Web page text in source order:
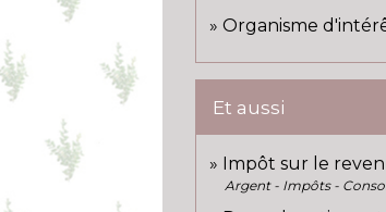
Organisme
Et aussi
Impôt sur le
Argent - Impôts -